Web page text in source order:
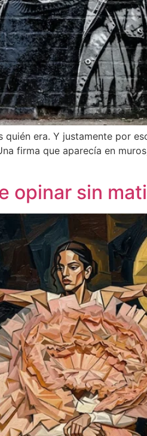
era. Y justamente por
firma que aparecía en
opinar sin